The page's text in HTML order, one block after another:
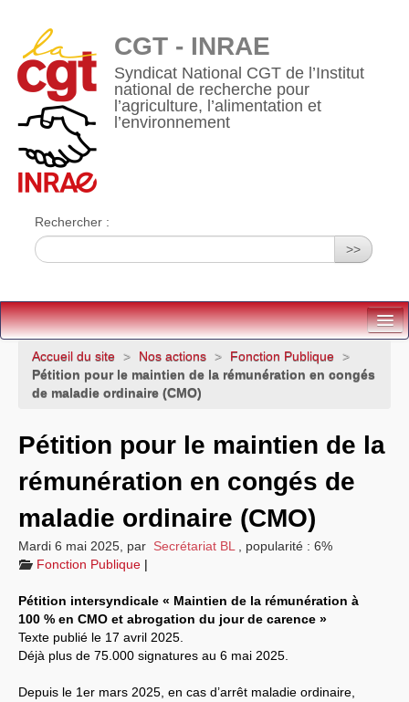
CGT - INRAE
Syndicat National CGT de l’Institut
national de recherche pour
l’agriculture, l’alimentation et
l’environnement
Rechercher :
>>
Accueil
Qui sommes-nous ?
Nous contacter
Accueil du site > Nos actions > Fonction Publique >
Pétition pour le maintien de la rémunération en congés
de maladie ordinaire (CMO)
Pétition pour le maintien de la
rémunération en congés de
maladie ordinaire (CMO)
Mardi 6 mai 2025 par Secrétariat BL
popularité : 6%
Fonction Publique |
Pétition intersyndicale « Maintien de la rémunération à
100 % en CMO et abrogation du jour de carence »
Texte publié le 17 avril 2025.
Déjà plus de 75.000 signatures au 6 mai 2025.
Depuis le 1er mars 2025, en cas d’arrêt maladie ordinaire,